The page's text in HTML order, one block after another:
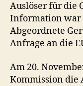
Auslöser für die
Information war
Abgeordnete
Anfrage an die
Am 20.
Kommission die